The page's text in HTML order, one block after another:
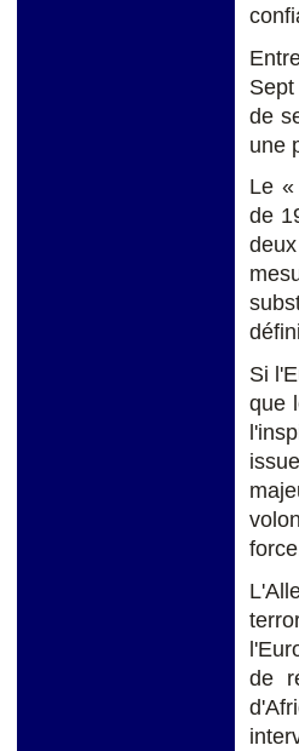
de
une
Le
de
Si
que
de